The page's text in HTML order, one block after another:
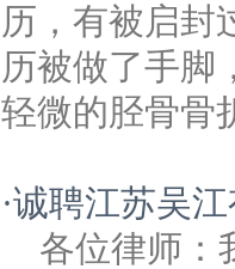
历，有被启封
历被做了手脚
轻微的胫骨骨
·诚聘江苏吴
各位律师：